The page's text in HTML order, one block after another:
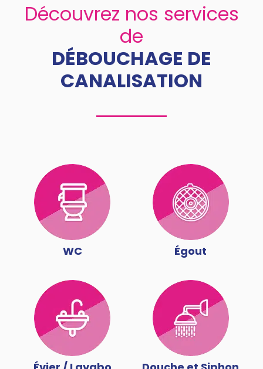
Découvrez nos services
de
DÉBOUCHAGE DE
CANALISATION
WC Égout